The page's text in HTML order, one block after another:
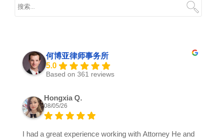
何博亚律师事务所
5.0
Based on 361 reviews
Hongxia Q.
08/05/26
I had a great experience working with Attorney He and